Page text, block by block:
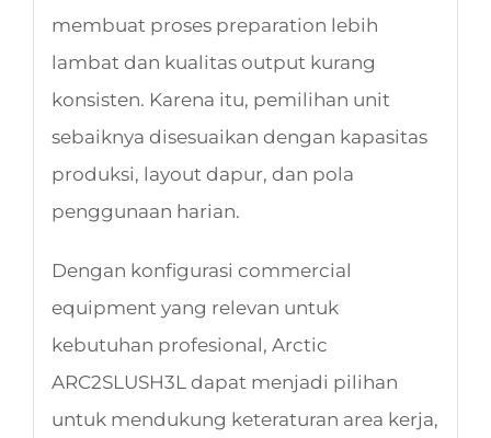
membuat proses preparation lebih
lambat dan kualitas output kurang
konsisten. Karena itu, pemilihan unit
sebaiknya disesuaikan dengan kapasitas
produksi, layout dapur, dan pola
penggunaan harian.
Dengan konfigurasi commercial
equipment yang relevan untuk
kebutuhan profesional, Arctic
ARC2SLUSH3L dapat menjadi pilihan
untuk mendukung keteraturan area kerja,